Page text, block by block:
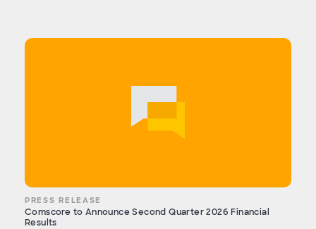
PRESS RELEASE
Comscore to Announce Second Quarter 2026 Financial
Results